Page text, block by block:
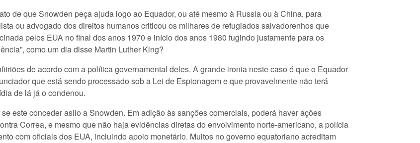
de que Snowden peça ajuda logo ao Equador, ou até mesmo à Russia ou à China, para
ou advogado dos direitos humanos criticou os milhares de refugiados salvadorenhos que
pelos EUA no final dos anos 1970 e início dos anos 1980 fugindo justamente para os
como um dia disse Martin Luther King?
de acordo com a política governamental deles. A grande ironia neste caso é que o Equador
que está sendo processado sob a Lei de Espionagem e que provavelmente não terá
de lá já o condenou.
este conceder asilo a Snowden. Em adição às sanções comerciais, poderá haver ações
Correa, e mesmo que não haja evidências diretas do envolvimento norte-americano, a polícia
com oficiais dos EUA, incluindo apoio monetário. Muitos no governo equatoriano acreditam